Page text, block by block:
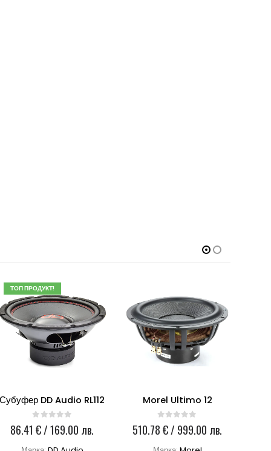
ТОП ПРОДУКТ!
Субуфер DD Audio RL112
out of 5
86.41€/ 169.00 лв.
Morel Ultimo 12
0 out of 5
510.78€/ 999.00 лв.